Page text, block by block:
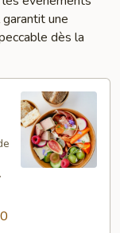
une
dès la